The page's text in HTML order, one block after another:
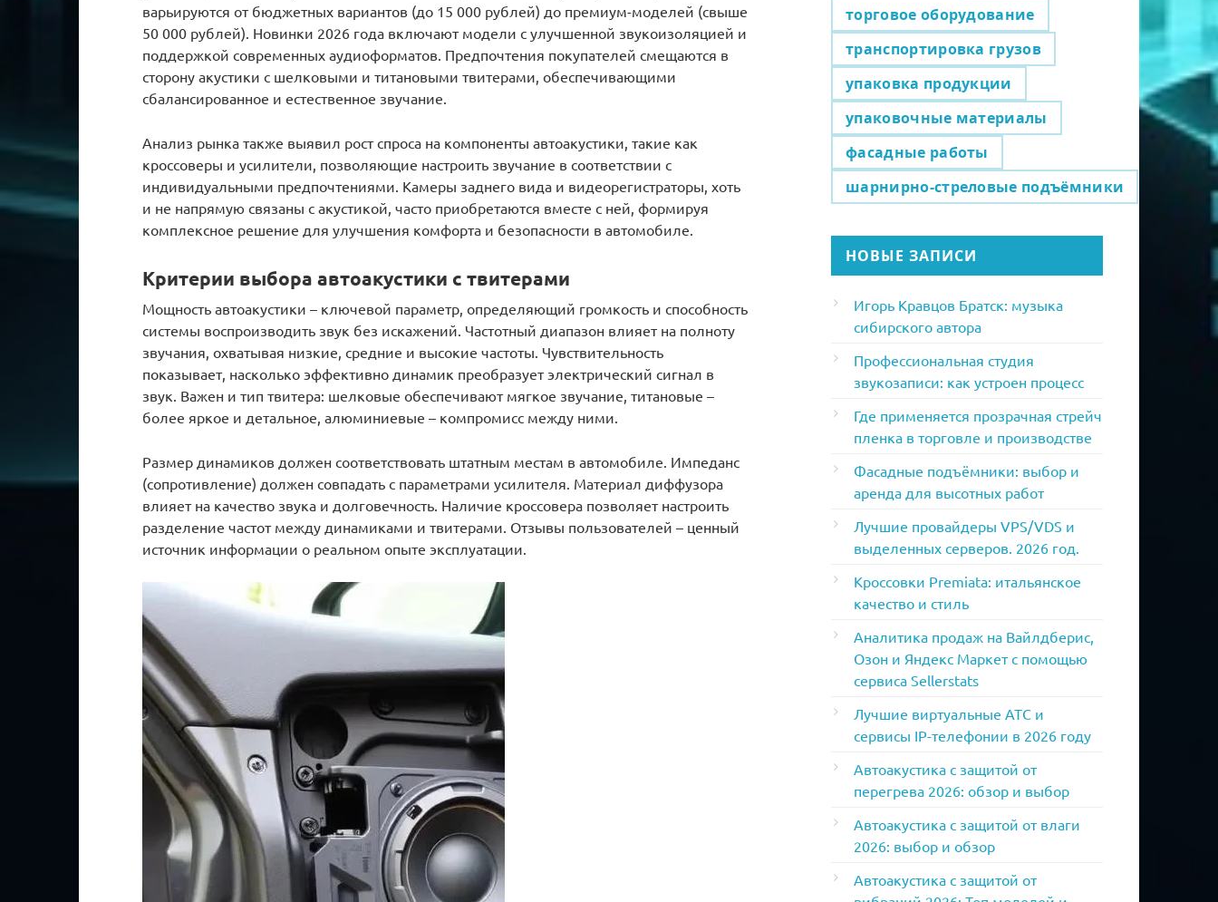
варьируются от бюджетных вариантов (до 15 000 рублей) до премиум-моделей (свыше
50 000 рублей). Новинки 2026 года включают модели с улучшенной звукоизоляцией и
поддержкой современных аудиоформатов. Предпочтения покупателей смещаются в
сторону акустики с шелковыми и титановыми твитерами, обеспечивающими
сбалансированное и естественное звучание.
Анализ рынка также выявил рост спроса на компоненты автоакустики, такие как
кроссоверы и усилители, позволяющие настроить звучание в соответствии с
индивидуальными предпочтениями. Камеры заднего вида и видеорегистраторы, хоть
и не напрямую связаны с акустикой, часто приобретаются вместе с ней, формируя
комплексное решение для улучшения комфорта и безопасности в автомобиле.
Критерии выбора автоакустики с твитерами
Мощность автоакустики – ключевой параметр, определяющий громкость и способность
системы воспроизводить звук без искажений. Частотный диапазон влияет на полноту
звучания, охватывая низкие, средние и высокие частоты. Чувствительность
показывает, насколько эффективно динамик преобразует электрический сигнал в
звук. Важен и тип твитера: шелковые обеспечивают мягкое звучание, титановые –
более яркое и детальное, алюминиевые – компромисс между ними.
Размер динамиков должен соответствовать штатным местам в автомобиле. Импеданс
(сопротивление) должен совпадать с параметрами усилителя. Материал диффузора
влияет на качество звука и долговечность. Наличие кроссовера позволяет настроить
разделение частот между динамиками и твитерами. Отзывы пользователей – ценный
источник информации о реальном опыте эксплуатации.
торговое оборудование
транспортировка грузов
упаковка продукции
упаковочные материалы
фасадные работы
шарнирно-стреловые подъёмники
НОВЫЕ ЗАПИСИ
Игорь Кравцов Братск: музыка
сибирского автора
Профессиональная студия
звукозаписи: как устроен процесс
Где применяется прозрачная стрейч
пленка в торговле и производстве
Фасадные подъёмники: выбор и
аренда для высотных работ
Лучшие провайдеры VPS/VDS и
выделенных серверов. 2026 год.
Кроссовки Premiata: итальянское
качество и стиль
Аналитика продаж на Вайлдберис,
Озон и Яндекс Маркет с помощью
сервиса Sellerstats
Лучшие виртуальные АТС и
сервисы IP-телефонии в 2026 году
Автоакустика с защитой от
перегрева 2026: обзор и выбор
Автоакустика с защитой от влаги
2026: выбор и обзор
Автоакустика с защитой от